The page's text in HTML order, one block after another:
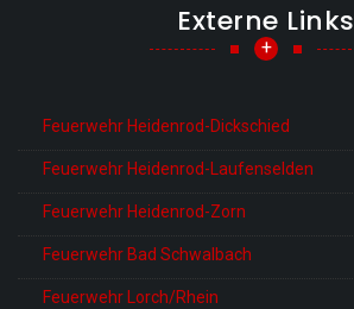
Externe Links
+
Feuerwehr Heidenrod-Dickschied
Feuerwehr Heidenrod-Laufenselden
Feuerwehr Heidenrod-Zorn
Feuerwehr Bad Schwalbach
Feuerwehr Lorch/Rhein